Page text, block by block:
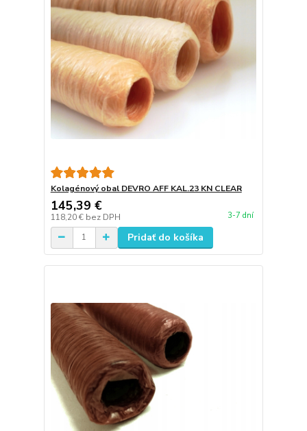
Kolagénový obal DEVRO AFF KAL.23 KN CLEAR
145,39 €
118,20 € bez DPH 3-7 dní
Pridať do košíka